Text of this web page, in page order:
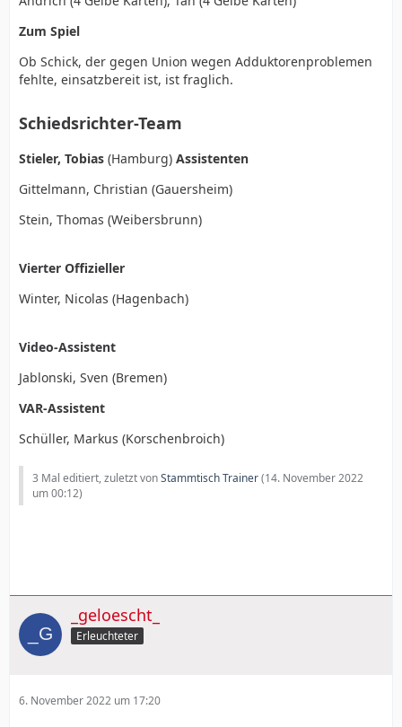
Zum Spiel
Ob Schick, der gegen Union wegen Adduktorenproblemen
fehlte, einsatzbereit ist, ist fraglich.
Schiedsrichter-Team
Stieler, Tobias (Hamburg) Assistenten
Gittelmann, Christian (Gauersheim)
Stein, Thomas (Weibersbrunn)
Vierter Offizieller
Winter, Nicolas (Hagenbach)
Video-Assistent
Jablonski, Sven (Bremen)
VAR-Assistent
Schüller, Markus (Korschenbroich)
3 Mal editiert, zuletzt vonStammtisch Trainer(14. November 2022
um 00:12)
_geloescht_
Erleuchteter
6. November 2022 um 17:20